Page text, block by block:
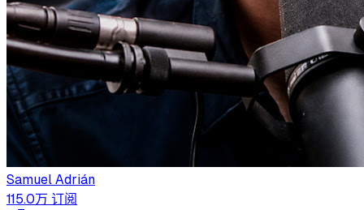
Samuel Adrián
115.0万 订阅